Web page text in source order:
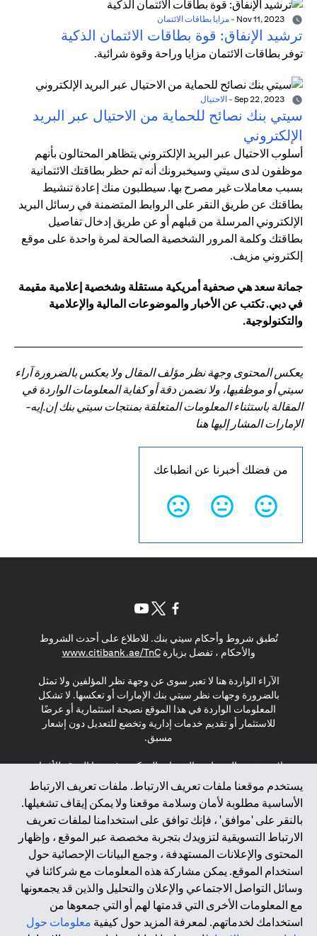
- مزايا بطاقات الائتمان
ترشيد الإنفاق: قوة بطاقات الائتمان الذكية
توفر بطاقات الائتمان مزايا وراحة وقوة شرائية.
- الاحتيال
سيتي بنك نصائح للحماية من الاحتيال عبر البريد
الإلكتروني
أسلوب الاحتيال عبر البريد الإلكتروني يتظاهر المحتالون بأنهم
موظفون لدى سيتي وسيخبرونك أنه تم حظر بطاقتك الائتمانية
بسبب معاملات غير مصرح بها. سيطلبون منك إعادة تنشيط
بطاقتك عن طريق النقر على الروابط المتضمنة في رسائل البريد
الإلكتروني المرسلة من قبلهم أو عن طريق إدخال تفاصيل
بطاقتك وكلمة المرور الشخصية الصالحة لمرة واحدة على موقع
إلكتروني مزيف.
جمانة سعد هي صحفية أمريكية مستقلة وشخصية إعلامية مقيمة
في دبي. تكتب عن الأخبار والموضوعات المالية والإعلامية
والتكنولوجية.
يعكس المحتوى وجهة نظر مؤلف المقال ولا يعكس بالضرورة آراء
سيتي أو موظفيها، ولا نضمن دقة أو كفاية المعلومات الواردة في
المقالة باستثناء المعلومات المتعلقة بمنتجات سيتي بنك إن.إيه-
الإمارات المشار إليها هنا
من فضلك أخبرنا عن انطباعك
يستخدم موقعنا ملفات تعريف الارتباط. ملفات تعريف الارتباط
الأساسية مطلوبة لأمان وسلامة موقعنا ولا يمكن إيقاف تشغيلها.
بالنقر على 'موافق' ، فإنك توافق على استخدامنا لملفات تعريف
الارتباط التسويقية لتزويدك بتجربة مخصصة عبر الموقع ، وإظهار
المحتوى والإعلانات المستهدفة ، وجمع البيانات الإحصائية حول
استخدام الموقع. يمكن مشاركة هذه المعلومات مع شركائنا في
وسائل التواصل الاجتماعي والإعلان والتحليل والذين قد يجمعونها
مع المعلومات الأخرى التي قدمتها لهم أو التي جمعوها من
استخدامك لخدماتهم. لمعرفة المزيد حول كيفية معلومات حول
تُطبق شروط وأحكام سيتي بنك. للاطلاع على أحدث الشروط
والأحكام ، تفضل بزيارةwww.citibank.ae/TnC
(opens in a new tab)
الآراء الواردة هنا لا تعبر سوى عن وجهة نظر المؤلفين ولا تمثل
بالضرورة وجهات نظر سيتي بنك الإمارات أو تعكسها. لا تشكل
المعلومات الواردة في هذا الموقع نصيحة استثمارية أو عرضًا
للاستثمار أو تقديم خدمات إدارية وتخضع للتعديل دون إشعار
مسبق.
لا يتم تقديم المنتجات والخدمات المذكورة في هذا الموقع للأفراد
المقيمين في الاتحاد الأوروبي أو المنطقة الاقتصادية الأوروبية أو
سويسرا أو غيرنسي أو جيرسي أو موناكو أو سان مارينو أو
الفاتيكان أو جزيرة مان أو المملكة المتحدة أو خصوصية البيانات
(لائحة حماية البيانات العامة \ قانون حماية البيانات الشخصية
العامة \ قانون خصوصية نيوزيلندا). المحتوى الموجود في هذه
الصفحة ليس ولا ينبغي تفسيره على أنه عرض أو دعوة أو دعوة
لشراء أو بيع أي من المنتجات والخدمات المذكورة هنا لمثل هؤلاء
الأفراد.
*GDPR – اللائحة العامة لحماية البيانات؛ * LGPD – Lei Geral de
Proteção de Dados Pessoais ; *NZPA – قانون الخصوصية